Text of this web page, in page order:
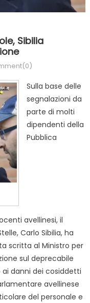
Sibilia
Sulla base delle
segnalazioni da
parte di molti
dipendenti della
Pubblica
avellinesi, il
Carlo Sibilia, ha
scritta al Ministro per
sul deprecabile
danni dei cosiddetti
avellinese
del personale e